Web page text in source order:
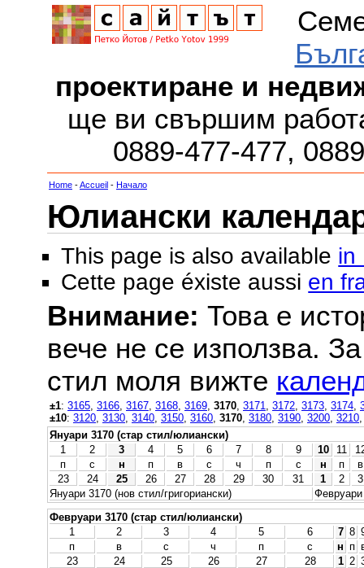
проектиране и
ще ви свършим
0889-477-477,
Home -Accueil - Начало
Юлиански
This page is also available in
Cette page éxiste aussi en
Внимание: Това е
вече не се използва.
стил моля вижте
±1: 3165 3166 3167 3168 3169 3170 3171 3172 3173 3174
±10: 3120 3130 3140 3150 3160 3170 3180 3190 3200 3210
Януари 3170 (стар стил/юлиански)
1
2 3 4 5 6 7 8 9 10 11
п
с н п в с ч п с н п
в
23
24 25 26 27 28 29 30 31 1 2
3
Януари 3170 (нов стил/григориански)
Февруари
Февруари 3170 (стар стил/юлиански)
1
2 3 4 5 6 7 8
п
в с ч п с н п
23
24 25 26 27 28 1 2